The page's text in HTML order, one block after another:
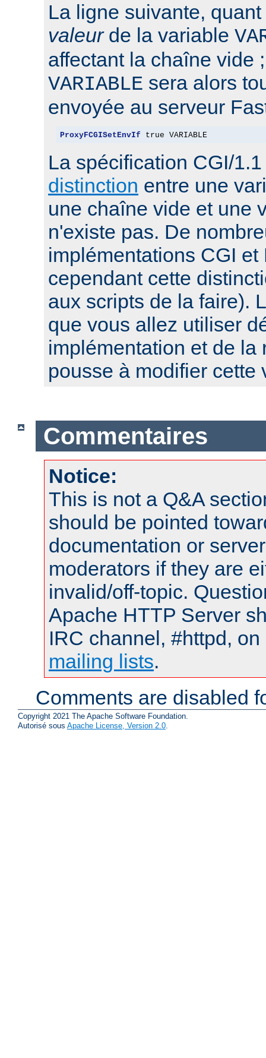
La ligne suivante,
valeurde la variable
affectant la chaîne vide
VARIABLE sera alors
envoyée au serveur
ProxyFCGISetEnvIf true VARIABLE
La spécification CGI/
distinction entre une
une chaîne vide et une
n'existe pas. De
implémentations CGI et
cependant cette
aux scripts de la faire).
que vous allez utiliser
implémentation et de la
pousse à modifier cette
Commentaires
Notice:
This is not a Q&A
should be pointed
documentation or
moderators if they are
invalid/off-topic.
Apache HTTP Server
IRC channel, #httpd,
mailing lists.
Comments are disabled
Copyright 2021 The Apache Software Foundation.
Autorisé sous Apache License, Version 2.0